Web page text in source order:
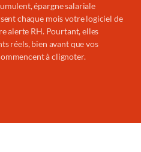
épargne salariale
chaque mois votre logiciel de
alerte RH. Pourtant, elles
réels, bien avant que vos
à clignoter.